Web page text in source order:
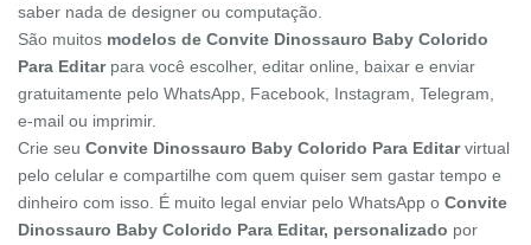
saber nada de designer ou computação.
São muitos modelos de Convite Dinossauro Baby Colorido
Para Editarpara você escolher, editar online, baixar e enviar
gratuitamente pelo WhatsApp, Facebook, Instagram, Telegram,
e-mail ou imprimir.
Crie seu Convite Dinossauro Baby Colorido Para Editarvirtual
pelo celular e compartilhe com quem quiser sem gastar tempo e
dinheiro com isso. É muito legal enviar pelo WhatsApp o Convite
Dinossauro Baby Colorido Para Editar, personalizado por